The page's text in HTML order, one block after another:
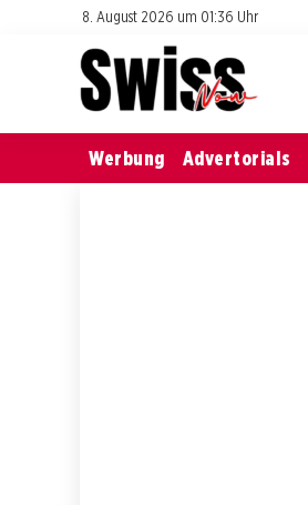
8. August 2026 um 01:36 Uhr
Werbung Advertorials